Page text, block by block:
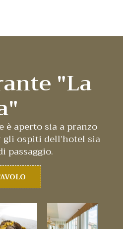
"La
aperto sia a pranzo
gli ospiti dell’hotel sia
passaggio.